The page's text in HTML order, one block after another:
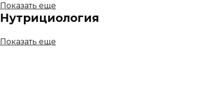
Показать еще
Нутрициология
Показать еще